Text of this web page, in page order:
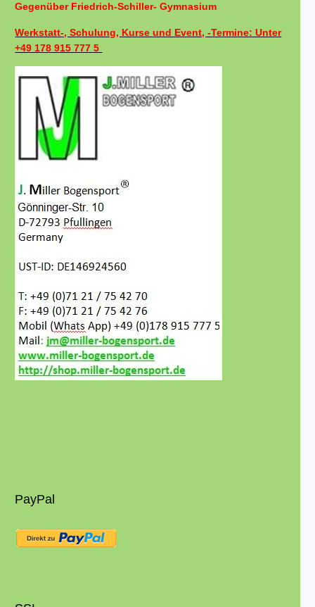
Gegenüber Friedrich-Schiller- Gymnasium
Werkstatt-, Schulung, Kurse und Event, -Termine: Unter
+49 178 915 777 5
PayPal